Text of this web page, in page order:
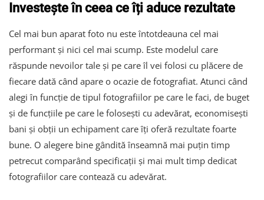
Investește în ceea ce îți aduce rezultate
Cel mai bun aparat foto nu este întotdeauna cel mai
performant și nici cel mai scump. Este modelul care
răspunde nevoilor tale și pe care îl vei folosi cu plăcere de
fiecare dată când apare o ocazie de fotografiat. Atunci când
alegi în funcție de tipul fotografiilor pe care le faci, de buget
și de funcțiile pe care le folosești cu adevărat, economisești
bani și obții un echipament care îți oferă rezultate foarte
bune. O alegere bine gândită înseamnă mai puțin timp
petrecut comparând specificații și mai mult timp dedicat
fotografiilor care contează cu adevărat.